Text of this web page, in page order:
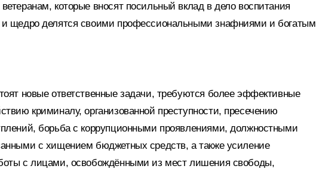
которые вносят посильный вклад в дело воспитания
и щедро делятся своими профессиональными знафниями и богатым
новые ответственные задачи, требуются более эффективные
криминалу, организованной преступности, пресечению
борьба с коррупционными проявлениями, должностными
с хищением бюджетных средств, а также усиление
с лицами, освобождёнными из мест лишения свободы,